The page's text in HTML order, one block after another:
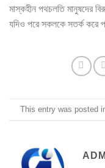
মাস্কহীন পথচলতি মানুষদের
যদিও পরে সকলকে সতর্ক করে
This entry was posted